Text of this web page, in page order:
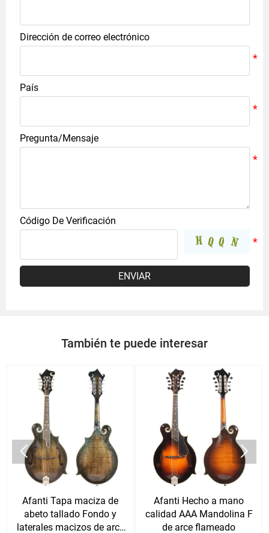
Dirección de correo electrónico
País
Pregunta/Mensaje
Código De Verificación
ENVIAR
También te puede interesar
Afanti Tapa maciza de
abeto tallado Fondo y
laterales macizos de arce
Afanti Hecho a mano
calidad AAA Mandolina F
de arce flameado
 